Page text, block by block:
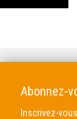
Abonnez-
Inscrivez-